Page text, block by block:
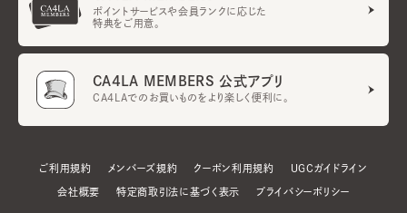
ポイントサービスや会員ランクに応じた
特典をご用意。
CA4LA MEMBERS 公式アプリ
CA4LAでのお買いものをより楽しく便利に。
ご利用規約 メンバーズ規約 クーポン利用規約 UGCガイドライン
会社概要 特定商取引法に基づく表示 プライバシーポリシー